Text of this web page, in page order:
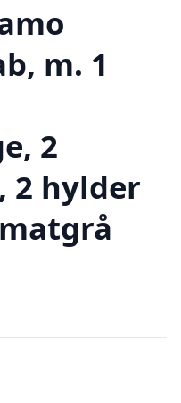
m. 1
2
2 hylder